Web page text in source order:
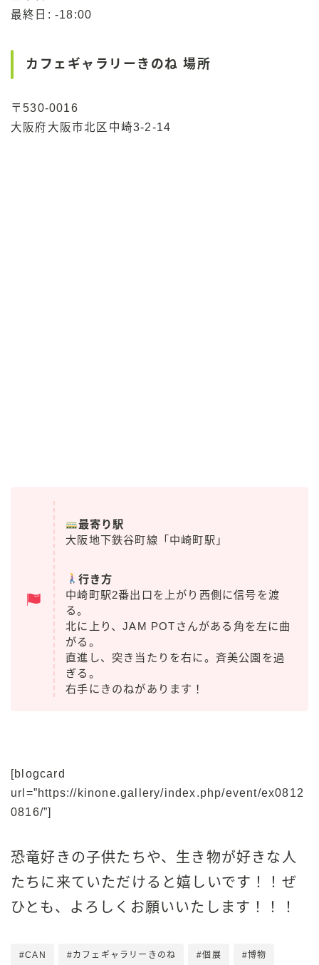
最終日: -18:00
カフェギャラリーきのね 場所
〒530-0016
大阪府大阪市北区中崎3-2-14
最寄り駅
大阪地下鉄谷町線「中崎町駅」
行き方
中崎町駅2番出口を上がり西側に信号を渡
る。
北に上り、JAM POTさんがある角を左に曲
がる。
直進し、突き当たりを右に。斉美公園を過
ぎる。
右手にきのねがあります！
[blogcard
url=”https://kinone.gallery/index.php/event/ex0812
0816/”]
恐竜好きの子供たちや、生き物が好きな人
たちに来ていただけると嬉しいです！！ぜ
ひとも、よろしくお願いいたします！！！
#CAN #カフェギャラリーきのね #個展 #博物